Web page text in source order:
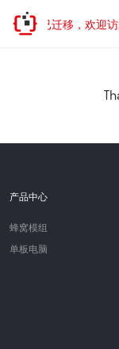
站地址已迁移，欢迎
产品中心
蜂窝模组
单板电脑